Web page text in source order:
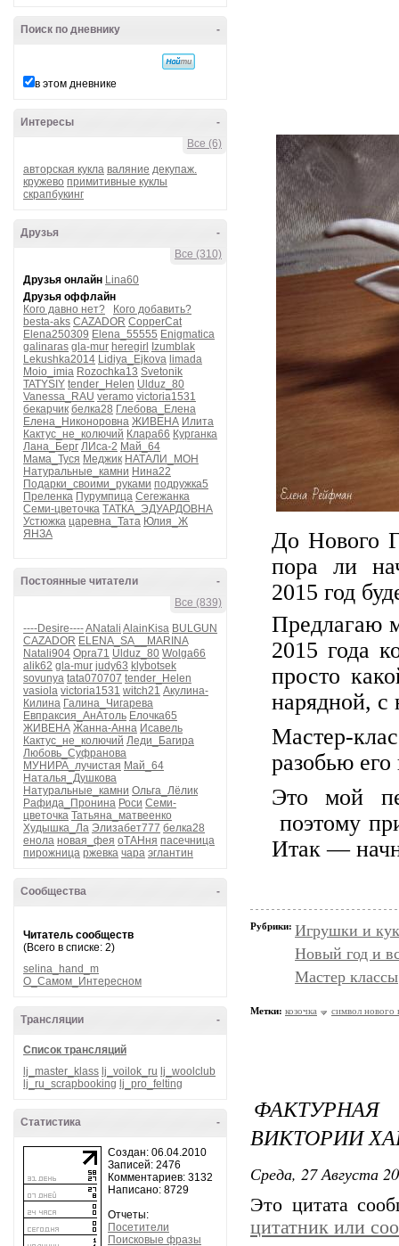
-
Поиск по дневнику
в этом дневнике
-
Интересы
Все (6)
авторская кукла валяние декупаж.
кружево примитивные куклы
скрапбукинг
-
Друзья
Все (310)
Друзья онлайн Lina60
Друзья оффлайн
Кого давно нет?
Кого добавить?
besta-aks CAZADOR CopperCat
Elena250309 Elena_55555 Enigmatica
galinaras gla-mur heregirl
Izumblak
Lekushka2014 Lidiya_Ejkova limada
Moio_imia Rozochka13 Svetonik
TATYSIY tender_Helen Ulduz_80
Vanessa_RAU veramo victoria1531
бекарчик белка28 Глебова_Елена
Елена_Никоноровна ЖИВЕНА Илита
Кактус_не_колючий Клара66 Курганка
Лана_Берг ЛИса-2 Май_64
Мама_Туся Меджик НАТАЛИ_МОН
Натуральные_камни Нина22
Подарки_своими_руками подружка5
Преленка Пурумпица Сегежанка
Семи-цветочка ТАТКА_ЭДУАРДОВНА
Устюжка царевна_Тата Юлия_Ж
ЯНЗА
-
Постоянные читатели
Все (839)
----Desire----ANatali AlainKisa BULGUN
CAZADOR ELENA_SA__MARINA
Natali904 Opra71 Ulduz_80 Wolga66
alik62 gla-mur judy63 klybotsek
sovunya tata070707 tender_Helen
vasiola victoria1531 witch21 Акулина-
Килина Галина_Чигарева
Евпраксия_АнАтоль Елочка65
ЖИВЕНА Жанна-Анна Исавель
Кактус_не_колючий Леди_Багира
Любовь_Суфранова
МУНИРА_лучистая Май_64
Наталья_Душкова
Натуральные_камни Ольга_Лёлик
Рафида_Пронина Роси Семи-
цветочка Татьяна_матвеенко
Худышка_Ла Элизабет777 белка28
енола новая_фея оТАНня пасечница
пирожница ржевка чара эглантин
-
Сообщества
Читатель сообществ
(Всего в списке: 2)
selina_hand_m
О_Самом_Интересном
-
Трансляции
Список трансляций
lj_master_klass lj_voilok_ru lj_woolclub
lj_ru_scrapbooking lj_pro_felting
-
Статистика
Создан: 06.04.2010
Записей: 2476
Комментариев: 3132
Написано: 8729
Отчеты:
Посетители
Поисковые фразы
До Нового
пора ли
2015 год
Предлагаю
2015 года
просто
нарядной, с
Мастер-
разобью его
Это мой
поэтому
Итак —
Рубрики: Игрушки и
Новый год и
Мастер классы
Метки: козочка символ нового
ВИКТОРИИ
Среда, 27 Августа
Это цитата
цитатник или